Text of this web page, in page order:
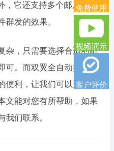
，它还支持多个邮局同时
群发的效果。
杂，只需要选择合适的邮
可。而双翼全自动搭邮局
便利，让我们可以更轻松
文能对您有所帮助，如果
我们联系。
免费使用
视频演示
客户评价